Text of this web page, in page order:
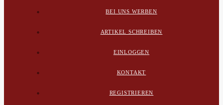
BEI UNS WERBEN
ARTIKEL SCHREIBEN
EINLOGGEN
KONTAKT
REGISTRIEREN